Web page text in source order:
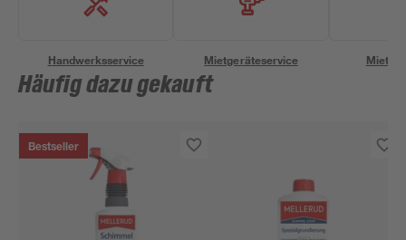
Handwerksservice Mietgeräteservice
Häufig dazu gekauft
Bestseller